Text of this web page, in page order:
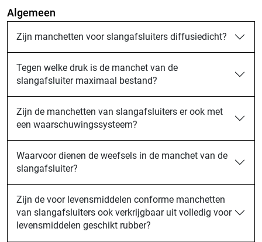
Algemeen
Zijn manchetten voor slangafsluiters diffusiedicht?
Tegen welke druk is de manchet van de
slangafsluiter maximaal bestand?
Zijn de manchetten van slangafsluiters er ook met
een waarschuwingssysteem?
Waarvoor dienen de weefsels in de manchet van de
slangafsluiter?
Zijn de voor levensmiddelen conforme manchetten
van slangafsluiters ook verkrijgbaar uit volledig voor
levensmiddelen geschikt rubber?